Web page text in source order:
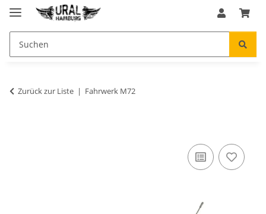
Zurück zur Liste Fahrwerk M72